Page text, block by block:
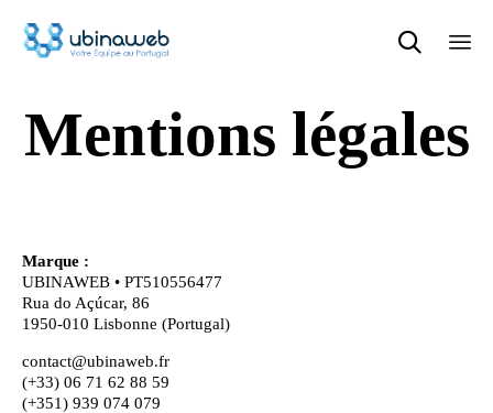

Mentions légales
Marque :
UBINAWEB • PT510556477
Rua do Açúcar, 86
1950-010 Lisbonne (Portugal)
contact@ubinaweb.fr
(+33) 06 71 62 88 59
(+351) 939 074 079